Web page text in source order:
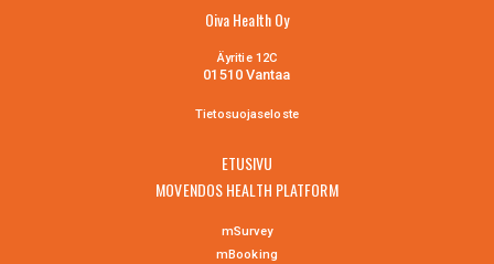
Oiva Health Oy
Äyritie 12C
01510 Vantaa
Tietosuojaselo ste
ETUSIVU
MOVENDOS HEALTH PLATFORM
mSurvey
mBooking